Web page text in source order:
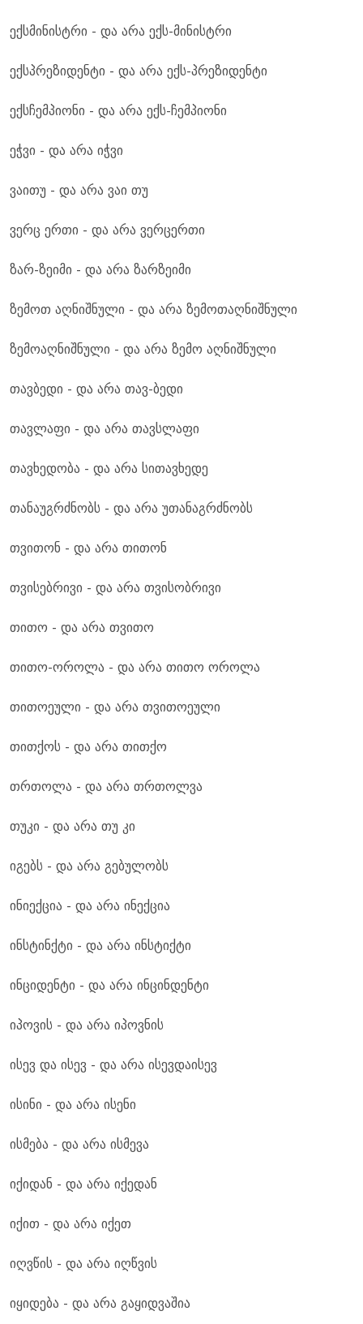
ექსმინისტრი - და არა ექს-მინისტრი
ექსპრეზიდენტი - და არა ექს-პრეზიდენტი
ექსჩემპიონი - და არა ექს-ჩემპიონი
ეჭვი - და არა იჭვი
ვაითუ - და არა ვაი თუ
ვერც ერთი - და არა ვერცერთი
ზარ-ზეიმი - და არა ზარზეიმი
ზემოთ აღნიშნული - და არა ზემოთაღნიშნული
ზემოაღნიშნული - და არა ზემო აღნიშნული
თავბედი - და არა თავ-ბედი
თავლაფი - და არა თავსლაფი
თავხედობა - და არა სითავხედე
თანაუგრძნობს - და არა უთანაგრძნობს
თვითონ - და არა თითონ
თვისებრივი - და არა თვისობრივი
თითო - და არა თვითო
თითო-ოროლა - და არა თითო ოროლა
თითოეული - და არა თვითოეული
თითქოს - და არა თითქო
თრთოლა - და არა თრთოლვა
თუკი - და არა თუ კი
იგებს - და არა გებულობს
ინიექცია - და არა ინექცია
ინსტინქტი - და არა ინსტიქტი
ინციდენტი - და არა ინცინდენტი
იპოვის - და არა იპოვნის
ისევ და ისევ - და არა ისევდაისევ
ისინი - და არა ისენი
ისმება - და არა ისმევა
იქიდან - და არა იქედან
იქით - და არა იქეთ
იღვწის - და არა იღწვის
იყიდება - და არა გაყიდვაშია